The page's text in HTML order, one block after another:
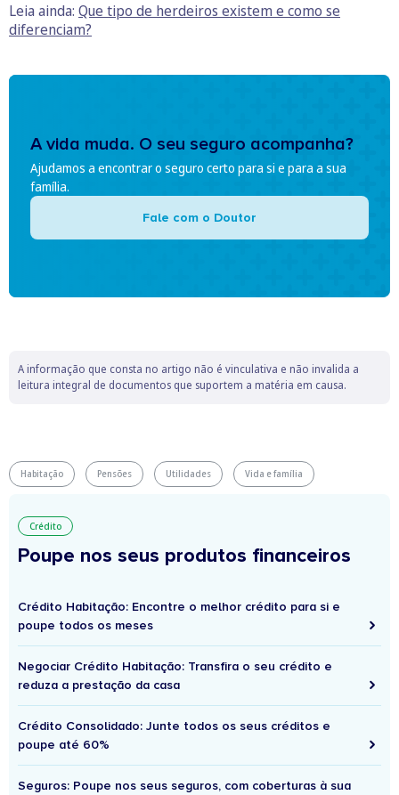
Leia ainda: Que tipo de herdeiros existem e como se
diferenciam?
A vida muda. O seu seguro acompanha?
Ajudamos a encontrar o seguro certo para si e para a sua
família.
Fale com o Doutor
A informação que consta no artigo não é vinculativa e não invalida a
leitura integral de documentos que suportem a matéria em causa.
Habitação Pensões Utilidades Vida e família
Crédito
Poupe nos seus produtos financeiros
Crédito Habitação: Encontre o melhor crédito para si e
poupe todos os meses
Negociar Crédito Habitação: Transfira o seu crédito e
reduza a prestação da casa
Crédito Consolidado: Junte todos os seus créditos e
poupe até 60%
Seguros: Poupe nos seus seguros, com coberturas à sua